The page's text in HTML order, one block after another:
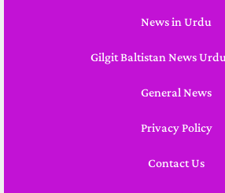
News in Urdu
Gilgit Baltistan News
General News
Privacy Policy
Contact Us